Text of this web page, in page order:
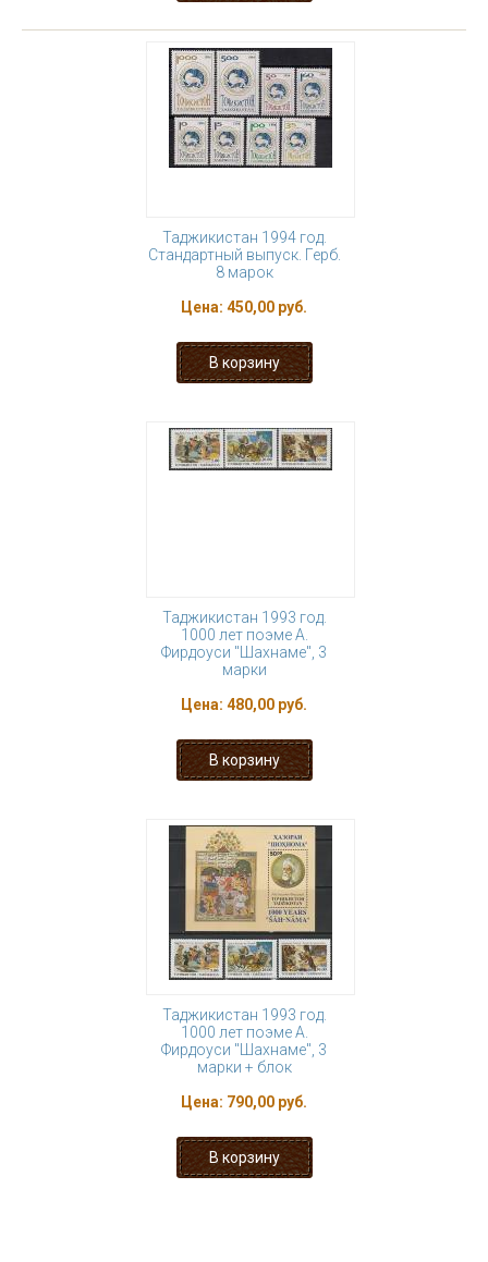
Таджикистан 1994 год.
Стандартный выпуск. Герб.
8 марок
Цена: 450,00 руб.
Таджикистан 1993 год.
1000 лет поэме А.
Фирдоуси "Шахнаме", 3
марки
Цена: 480,00 руб.
Таджикистан 1993 год.
1000 лет поэме А.
Фирдоуси "Шахнаме", 3
марки + блок
Цена: 790,00 руб.